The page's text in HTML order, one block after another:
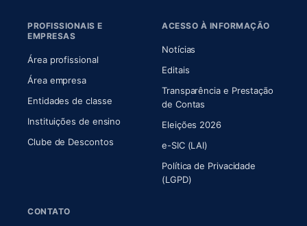
PROFISSIONAIS E
EMPRESAS
Área profissional
Área empresa
Entidades de classe
Instituições de ensino
Clube de Descontos
ACESSO À INFORMAÇÃO
Notícias
Editais
Transparência e Prestação
de Contas
Eleições 2026
e-SIC (LAI)
Política de Privacidade
(LGPD)
CONTATO